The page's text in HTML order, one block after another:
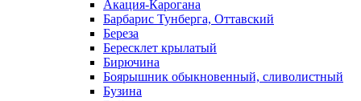
Акация-Карогана
Барбарис Тунберга, Оттавский
Береза
Бересклет крылатый
Бирючина
Боярышник обыкновенный, сливолистный
Бузина